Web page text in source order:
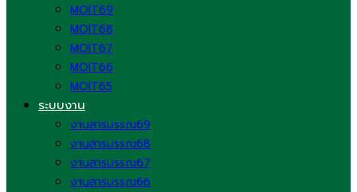
MOIT69
MOIT68
MOIT67
MOIT66
MOIT65
ระบบงาน
งานสารบรรณ69
งานสารบรรณ68
งานสารบรรณ67
งานสารบรรณ66